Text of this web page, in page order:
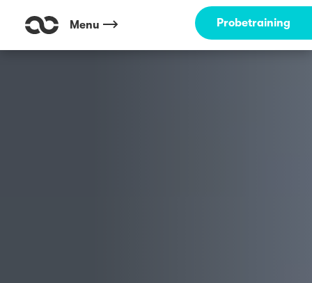
Menu Probetraining